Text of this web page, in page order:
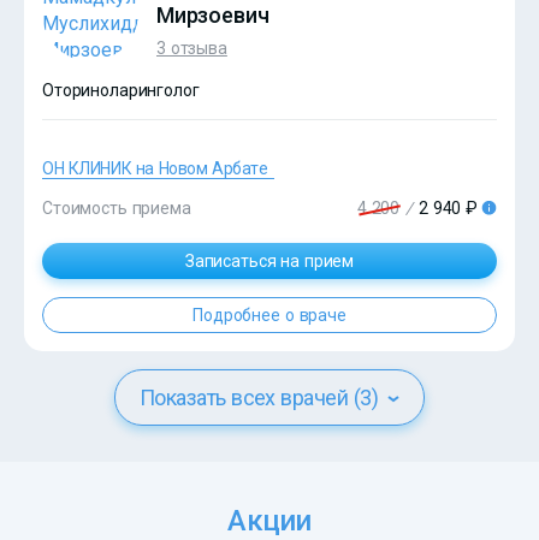
?>
Мирзоевич
3 отзыва
Оториноларинголог
ОН КЛИНИК на Новом Арбате
Стоимость приема 4 200 / 2 940 ₽
Записаться на прием
Подробнее о враче
Показать всех врачей (3)
Акции